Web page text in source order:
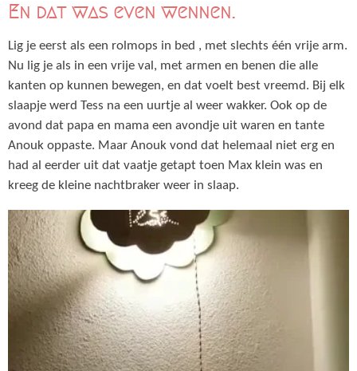
En dat was even wennen.
Lig je eerst als een rolmops in bed , met slechts één vrije arm.
Nu lig je als in een vrije val, met armen en benen die alle
kanten op kunnen bewegen, en dat voelt best vreemd. Bij elk
slaapje werd Tess na een uurtje al weer wakker. Ook op de
avond dat papa en mama een avondje uit waren en tante
Anouk oppaste. Maar Anouk vond dat helemaal niet erg en
had al eerder uit dat vaatje getapt toen Max klein was en
kreeg de kleine nachtbraker weer in slaap.